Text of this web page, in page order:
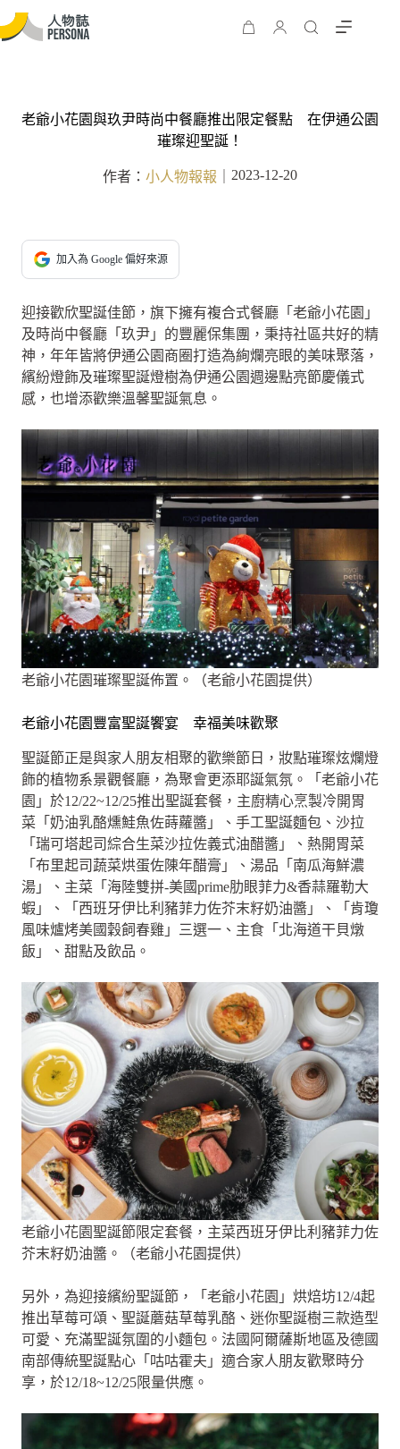
老爺小花園與玖尹時尚中餐廳推出限定餐點 在伊通公園
璀璨迎聖誕！
作者： 小人物報報 2023-12-20
加入為 Google 偏好來源
迎接歡欣聖誕佳節，旗下擁有複合式餐廳「老爺小花園」
及時尚中餐廳「玖尹」的豐麗保集團，秉持社區共好的精
神，年年皆將伊通公園商圈打造為絢爛亮眼的美味聚落，
繽紛燈飾及璀璨聖誕燈樹為伊通公園週邊點亮節慶儀式
感，也增添歡樂溫馨聖誕氣息。
老爺小花園璀璨聖誕佈置。（老爺小花園提供）
老爺小花園豐富聖誕饗宴 幸福美味歡聚
聖誕節正是與家人朋友相聚的歡樂節日，妝點璀璨炫爛燈
飾的植物系景觀餐廳，為聚會更添耶誕氣氛。「老爺小花
園」於12/22~12/25推出聖誕套餐，主廚精心烹製冷開胃
菜「奶油乳酪燻鮭魚佐蒔蘿醬」、手工聖誕麵包、沙拉
「瑞可塔起司綜合生菜沙拉佐義式油醋醬」、熱開胃菜
「布里起司蔬菜烘蛋佐陳年醋膏」、湯品「南瓜海鮮濃
湯」、主菜「海陸雙拼-美國prime肋眼菲力&香蒜羅勒大
蝦」、「西班牙伊比利豬菲力佐芥末籽奶油醬」、「肯瓊
風味爐烤美國穀飼春雞」三選一、主食「北海道干貝燉
飯」、甜點及飲品。
老爺小花園聖誕節限定套餐，主菜西班牙伊比利豬菲力佐
芥末籽奶油醬。（老爺小花園提供）
另外，為迎接繽紛聖誕節，「老爺小花園」烘焙坊12/4起
推出草莓可頌、聖誕蘑菇草莓乳酪、迷你聖誕樹三款造型
可愛、充滿聖誕氛圍的小麵包。法國阿爾薩斯地區及德國
南部傳統聖誕點心「咕咕霍夫」適合家人朋友歡聚時分
享，於12/18~12/25限量供應。